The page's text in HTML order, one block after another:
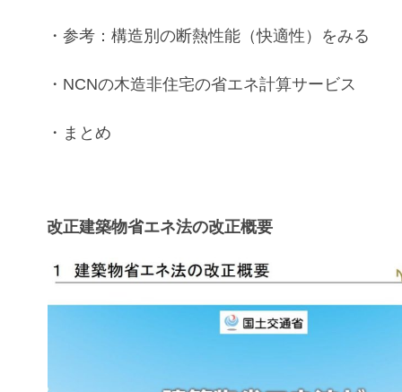
・参考：構造別の断熱性能 （快適性）をみる
・ NCNの木造非住宅の省エネ計算サービス
・まとめ
改正建築物省エネ法の改正概要